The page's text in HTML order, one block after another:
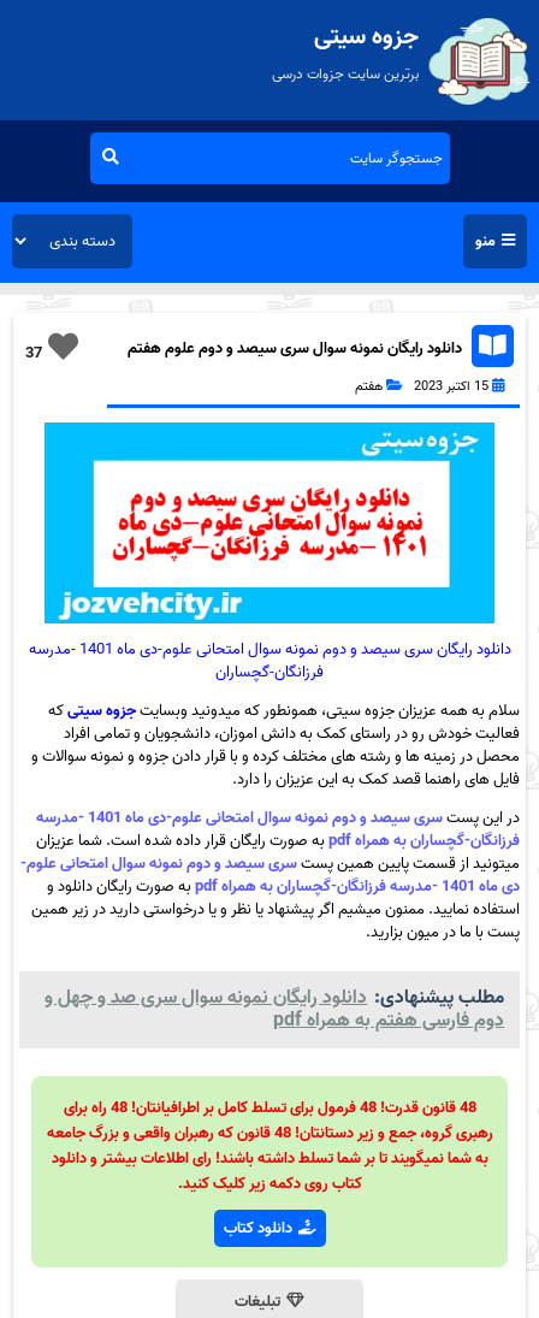
جزوه سیتی
برترین سایت جزوات درسی
منو
37
دانلود رایگان نمونه سوال سری سیصد و دوم علوم هفتم
15 اکتبر 2023 هفتم
دانلود رایگان سری سیصد و دوم نمونه سوال امتحانی علوم-دی ماه 1401 -مدرسه
فرزانگان-گچساران
سلام به همه عزیزان جزوه سیتی، همونطور که میدونید وبسایتجزوه سیتیکه
فعالیت خودش رو در راستای کمک به دانش اموزان، دانشجویان و تمامی افراد
محصل در زمینه ها و رشته های مختلف کرده و با قرار دادن جزوه و نمونه سوالات و
فایل های راهنما قصد کمک به این عزیزان را دارد.
در این پست
سری سیصد و دوم نمونه سوال امتحانی علوم-دی ماه 1401 -مدرسه
فرزانگان-گچساران به همراه pdf
به صورت رایگان قرار داده شده است. شما عزیزان
میتونید از قسمت پایین همین پستسری سیصد و دوم نمونه سوال امتحانی علوم-
دی ماه 1401 -مدرسه فرزانگان-گچساران به همراه pdf
به صورت رایگان دانلود و
استفاده نمایید. ممنون میشیم اگر پیشنهاد یا نظر و یا درخواستی دارید در زیر همین
پست با ما در میون بزارید.
مطلب پیشنهادی: دانلود رایگان نمونه سوال سری صد و چهل و
دوم فارسی هفتم به همراه pdf
48 قانون قدرت! 48 فرمول برای تسلط کامل بر اطرافیانتان! 48 راه برای
رهبری گروه، جمع و زیر دستانتان! 48 قانون که رهبران واقعی و بزرگ جامعه
به شما نمیگویند تا بر شما تسلط داشته باشند! رای اطلاعات بیشتر و دانلود
کتاب روی دکمه زیر کلیک کنید.
دانلود کتاب
تبلیغات